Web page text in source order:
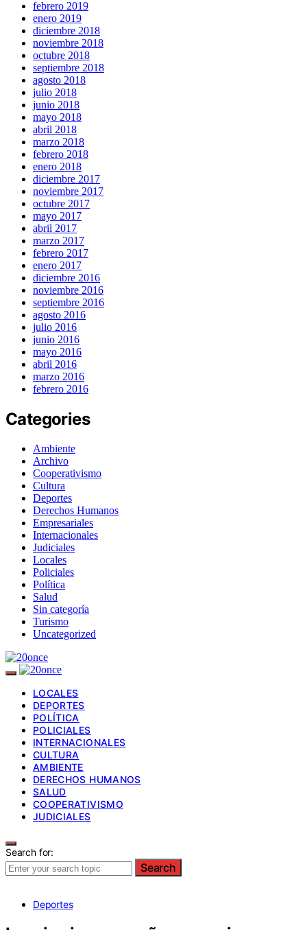
febrero 2019
enero 2019
diciembre 2018
noviembre 2018
octubre 2018
septiembre 2018
agosto 2018
julio 2018
junio 2018
mayo 2018
abril 2018
marzo 2018
febrero 2018
enero 2018
diciembre 2017
noviembre 2017
octubre 2017
mayo 2017
abril 2017
marzo 2017
febrero 2017
enero 2017
diciembre 2016
noviembre 2016
septiembre 2016
agosto 2016
julio 2016
junio 2016
mayo 2016
abril 2016
marzo 2016
febrero 2016
Categories
Ambiente
Archivo
Cooperativismo
Cultura
Deportes
Derechos Humanos
Empresariales
Internacionales
Judiciales
Locales
Policiales
Política
Salud
Sin categoría
Turismo
Uncategorized
LOCALES
DEPORTES
POLÍTICA
POLICIALES
INTERNACIONALES
CULTURA
AMBIENTE
DERECHOS HUMANOS
SALUD
COOPERATIVISMO
JUDICIALES
Search for:
Search
Deportes